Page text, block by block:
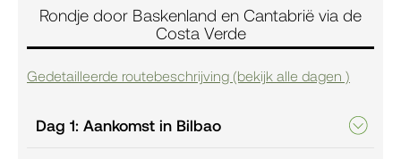
Rondje door Baskenland en Cantabrië via de
Costa Verde
Gedetailleerde routebeschrijving (bekijk alle dagen )
Dag 1: Aankomst in Bilbao